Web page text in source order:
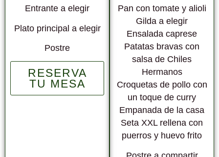
Entrante a elegir
Plato principal a elegir
Postre
RESERVA
TU MESA
Pan con tomate y alioli
Gilda a elegir
Ensalada caprese
Patatas bravas con
salsa de Chiles
Hermanos
Croquetas de pollo con
un toque de curry
Empanada de la casa
Seta XXL rellena con
puerros y huevo frito